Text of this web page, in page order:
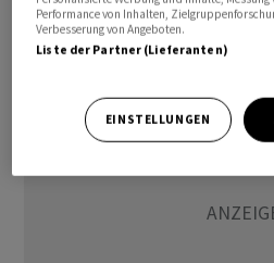
(AWP)
Performance von Inhalten,
Verbesserung von Angeboten.
Liste der Partner (Lieferanten)
EINSTELLUNGEN